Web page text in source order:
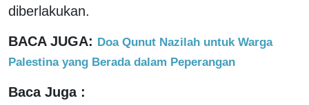
diberlakukan.
BACA JUGA: Doa Qunut Nazilah untuk Warga
Palestina yang Berada dalam Peperangan
Baca Juga :